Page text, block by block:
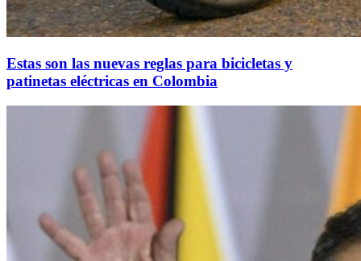
Estas son las nuevas reglas para bicicletas y
patinetas eléctricas en Colombia